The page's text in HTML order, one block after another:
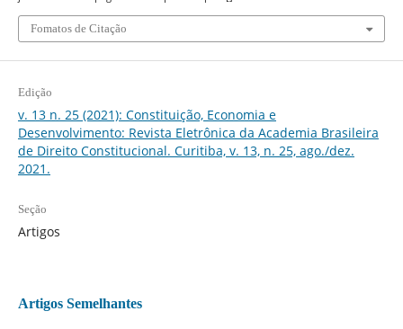
Fomatos de Citação
Edição
v. 13 n. 25 (2021): Constituição, Economia e
Desenvolvimento: Revista Eletrônica da Academia Brasileira
de Direito Constitucional. Curitiba, v. 13, n. 25, ago./dez.
2021.
Seção
Artigos
Artigos Semelhantes